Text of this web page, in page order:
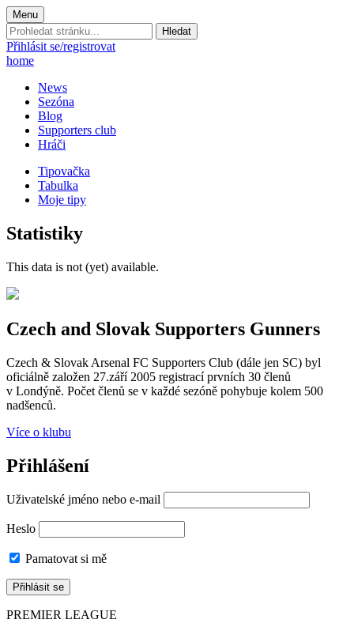
Menu
Prohledat
stránku:
Přihlásit se/registrovat
home
News
Sezóna
Blog
Supporters club
Hráči
Tipovačka
Tabulka
Moje tipy
Statistiky
This data is not (yet) available.
Czech and Slovak Supporters Gunners
Czech & Slovak Arsenal FC Supporters Club (dále jen SC) byl
oficiálně založen 27.září 2005 registrací prvních 30 členů
v Londýně. Počet členů se v každé sezóně pohybuje kolem 500
nadšenců.
Více o klubu
Přihlášení
Uživatelské jméno nebo e-mail
Heslo
Pamatovat si mě
PREMIER LEAGUE